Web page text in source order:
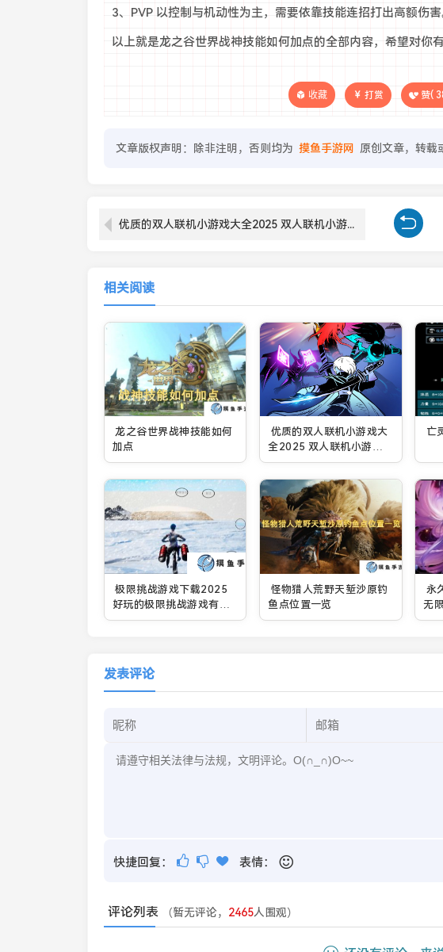
3、PVP 以控制与机动性为主，需要依靠技能连招打出高额伤害
以上就是龙之谷世界战神技能如何加点的全部内容，希望对你有
收藏 打赏 赞(
文章版权声明：除非注明，否则均为 摸鱼手游网 原创文章，转载
优质的双人联机小游戏大全2025 双人联机小游戏有哪些介绍
相关阅读
龙之谷世界战神技能如何
加点
优质的双人联机小游戏大
全2025 双人联机小游戏
有哪些介绍
亡
极限挑战游戏下载2025
好玩的极限挑战游戏有哪
些
怪物猎人荒野天堑沙原钓
鱼点位置一览
永
无
生
发表评论
快捷回复： 表情：
评论列表 （暂无评论， 2465人围观）